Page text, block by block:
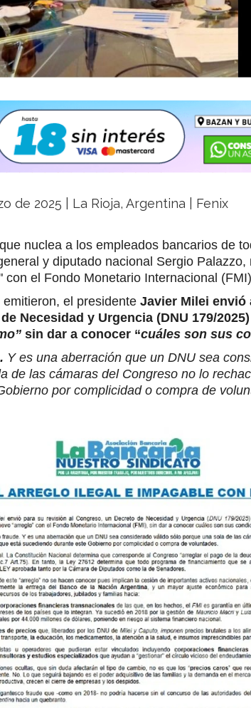
de 2025 | La Rioja, Argentina | Fenix
nuclea a los empleados bancarios de
y diputado nacional Sergio Palazzo,
con el Fondo Monetario Internacional
el presidente Javier Milei envió
Necesidad y Urgencia (DNU 179/2025)
sin dar a conocer “cuáles son sus
Y es una aberración que un DNU sea
de las cámaras del Congreso no lo
por complicidad o compra de